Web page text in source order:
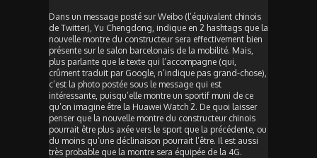
Dans un message posté sur Weibo (l’équivalent chinois
de Twitter), Yu Chengdong, indique en 2 hashtags que la
nouvelle montre du constructeur sera effectivement bien
présente sur le salon barcelonais de la mobilité. Mais,
plus parlante que le texte qui l’accompagne (qui,
crûment traduit par Google, n’indique pas grand-chose),
c’est la photo postée sous le message qui est
intéressante, puisqu’elle montre un sportif muni de ce
qu’on imagine être la Huawei Watch 2. De quoi laisser
penser que la nouvelle montre du constructeur chinois
pourrait être plus axée vers le sport que la précédente, ou
du moins qu’une déclinaison pourrait l’être. Il est aussi
très probable que la montre sera équipée de la 4G.